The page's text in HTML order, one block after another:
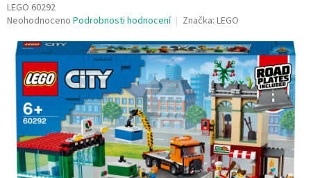
LEGO 60292
Průměrné
produktu
hvězdiček.
Neohodnoceno Podrobnosti hodnocení Značka: LEGO